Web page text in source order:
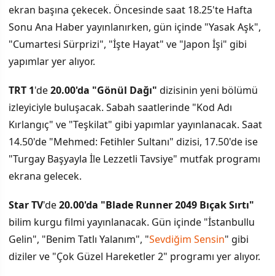
ekran başına çekecek. Öncesinde saat 18.25'te Hafta
Sonu Ana Haber yayınlanırken, gün içinde "Yasak Aşk",
"Cumartesi Sürprizi", "İşte Hayat" ve "Japon İşi" gibi
yapımlar yer alıyor.
TRT 1'de20.00'da "Gönül Dağı" dizisinin yeni bölümü
izleyiciyle buluşacak. Sabah saatlerinde "Kod Adı
Kırlangıç" ve "Teşkilat" gibi yapımlar yayınlanacak. Saat
14.50'de "Mehmed: Fetihler Sultanı" dizisi, 17.50'de ise
"Turgay Başyayla İle Lezzetli Tavsiye" mutfak programı
ekrana gelecek.
Star TV'de20.00'da "Blade Runner 2049 Bıçak Sırtı"
bilim kurgu filmi yayınlanacak. Gün içinde "İstanbullu
Gelin", "Benim Tatlı Yalanım", "Sevdiğim Sensin" gibi
diziler ve "Çok Güzel Hareketler 2" programı yer alıyor.